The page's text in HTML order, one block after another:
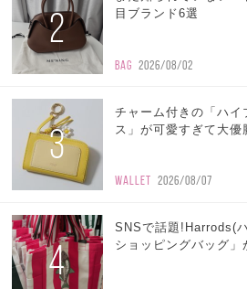
2
目ブランド6選
BAG 2026/08/02
3
チャーム付きの「ハイ
ス」が可愛すぎて大
WALLET 2026/08/07
4
SNSで話題!Harrods(
ショッピングバッグ